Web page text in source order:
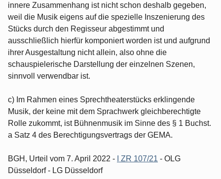
innere Zusammenhang ist nicht schon deshalb gegeben,
weil die Musik eigens auf die spezielle Inszenierung des
Stücks durch den Regisseur abgestimmt und
ausschließlich hierfür komponiert worden ist und aufgrund
ihrer Ausgestaltung nicht allein, also ohne die
schauspielerische Darstellung der einzelnen Szenen,
sinnvoll verwendbar ist.
c) Im Rahmen eines Sprechtheaterstücks erklingende
Musik, der keine mit dem Sprachwerk gleichberechtigte
Rolle zukommt, ist Bühnenmusik im Sinne des § 1 Buchst.
a Satz 4 des Berechtigungsvertrags der GEMA.
BGH, Urteil vom 7. April 2022 - I ZR 107/21 - OLG
Düsseldorf - LG Düsseldorf